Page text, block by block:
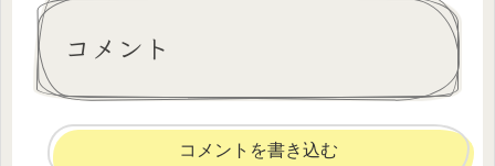
コメント
コメントを書き込む